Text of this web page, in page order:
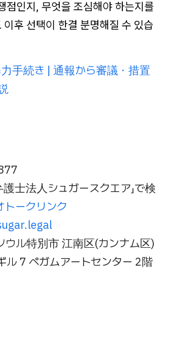
점인지, 무엇을 조심해야 하는지를
후 선택이 한결 분명해질 수 있습
手続き | 通報から審議・措置
護士法人シュガースクエア」で検
トークリンク
ウル特別市 江南区(カンナム区)
ル 7 ペガムアートセンター 2階